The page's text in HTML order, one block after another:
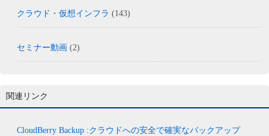
クラウド・仮想インフラ (143)
セミナー動画 (2)
関連リンク
CloudBerry Backup :クラウドへの安全で確実なバックアップ